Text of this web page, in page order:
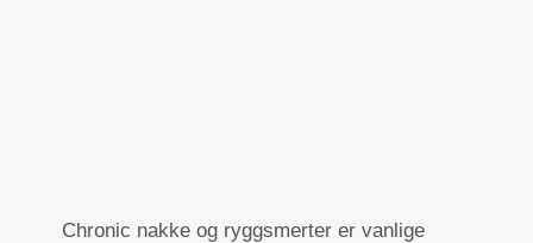
Chronic nakke og ryggsmerter er vanlige